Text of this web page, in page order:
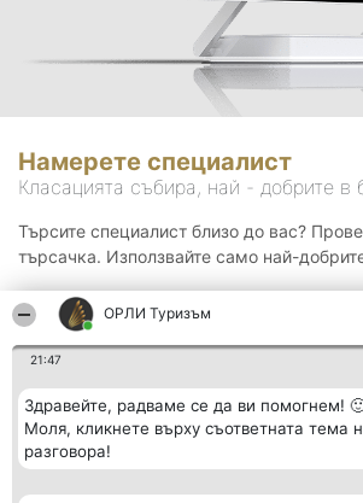
ОРЛИ Туризъм
21:47
Здравейте, радваме се да ви помогнем!
Моля, кликнете върху съответната тема
разговора!
Намерете специалист
Класацията събира, най - добрите в
Търсите специалист близо до вас?
търсачка. Използвайте само най-